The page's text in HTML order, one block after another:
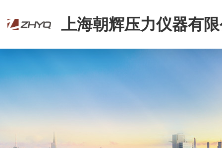
上海朝辉压力仪器有